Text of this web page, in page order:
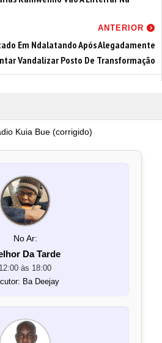
ANTERIOR
Em Ndalatando Após Alegadamente
Vandalizar Posto De Transformação
Kuia Bue (corrigido)
No Ar:
Da Tarde
12:00 às 18:00
Ba Deejay